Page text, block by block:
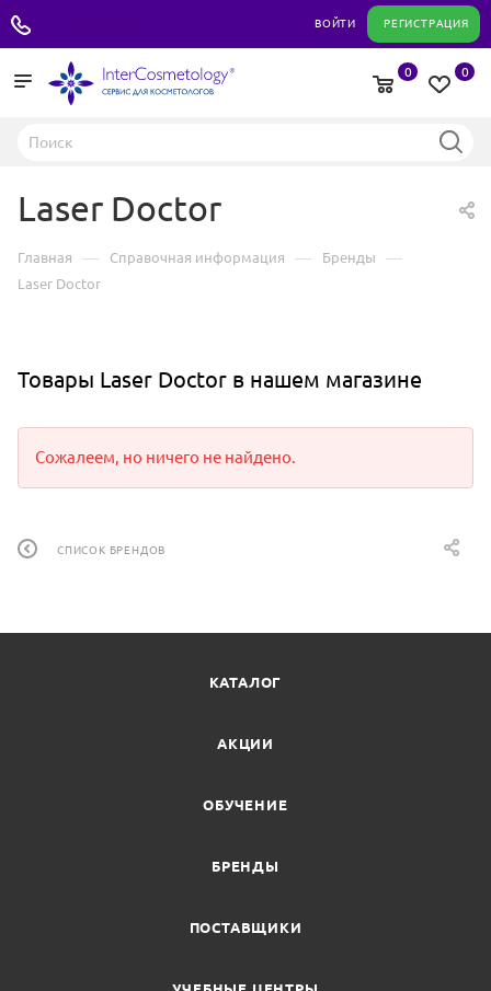
ВОЙТИ РЕГИСТРАЦИЯ
0
0
Laser Doctor
Главная — Справочная информация — Бренды —
Laser Doctor
Товары Laser Doctor в нашем магазине
Сожалеем, но ничего не найдено.
СПИСОК БРЕНДОВ
КАТАЛОГ
АКЦИИ
ОБУЧЕНИЕ
БРЕНДЫ
ПОСТАВЩИКИ